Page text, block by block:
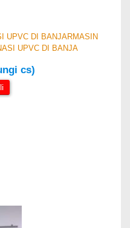
UPVC DI BANJA
cs)